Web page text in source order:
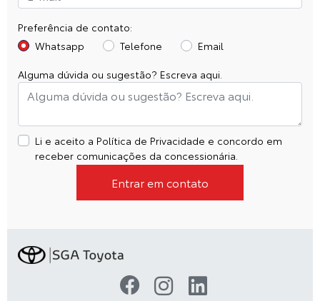
Preferência de contato:
Whatsapp
Telefone
Email
Alguma dúvida ou sugestão? Escreva aqui.
Li e aceito a Política de Privacidade e concordo em
receber comunicações da concessionária.
Entrar em contato